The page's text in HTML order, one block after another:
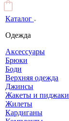
Каталог
Одежда
Аксессуары
Брюки
Боди
Верхняя одежда
Джинсы
Жакеты и пиджаки
Жилеты
Кардиганы